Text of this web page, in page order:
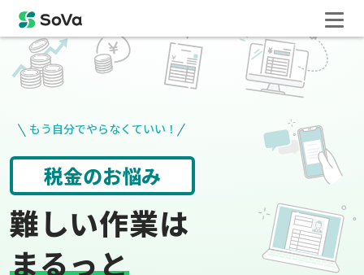
もう自分でやらなくていい！
求書や領収書 役所手続き
難しい作業は
まるっと